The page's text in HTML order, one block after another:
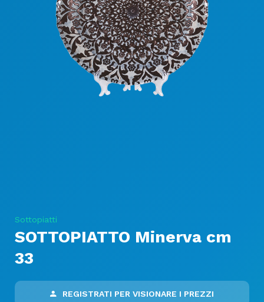
Sottopiatti
SOTTOPIATTO Minerva cm
33
REGISTRATI PER VISIONARE I PREZZI